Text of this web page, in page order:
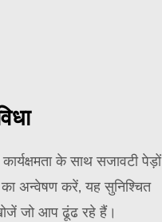
के साथ सजावटी पेड़ों
अन्वेषण करें, यह सुनिश्चित
जो आप ढूंढ रहे हैं।